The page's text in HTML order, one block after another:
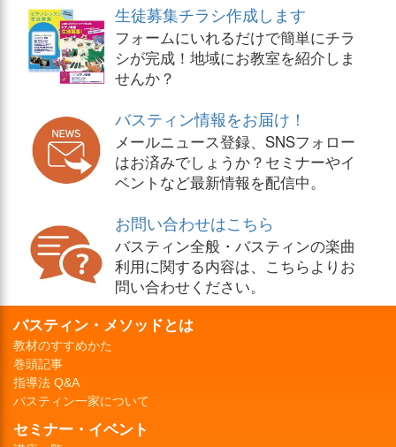
生徒募集チラシ作成します
フォームにいれるだけで簡単にチラ
シが完成！地域にお教室を紹介しま
せんか？
バスティン情報をお届け！
メールニュース登録、SNSフォロー
はお済みでしょうか？セミナーやイ
ベントなど最新情報を配信中。
お問い合わせはこちら
バスティン全般・バスティンの楽曲
利用に関する内容は、こちらよりお
問い合わせください。
バスティン・メソッドとは
教材のすすめかた
巻頭記事
指導法 Q&A
バスティン一家について
セミナー・イベント